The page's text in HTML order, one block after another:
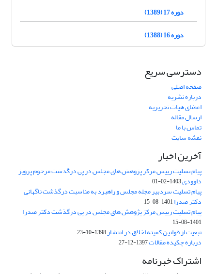
دوره 17 (1389)
دوره 16 (1388)
دسترسی سریع
صفحه اصلی
درباره نشریه
اعضای هیات تحریریه
ارسال مقاله
تماس با ما
نقشه سایت
آخرین اخبار
پیام تسلیت رییس مرکز پژوهش های مجلس در پی درگذشت مرحوم پرویز
داوودی1403-02-01
پیام تسلیت سردبیر مجله مجلس و راهبرد به مناسبت درگذشت ناگهانی
دکتر صدرا1401-08-15
پیام تسلیت رییس مرکز پژوهش های مجلس در پی درگذشت دکتر صدرا
1401-08-15
تبعیت از قوانین کمیته اخلاق در انتشار1398-10-23
درباره چکیده مقالات1397-12-27
اشتراک خبرنامه